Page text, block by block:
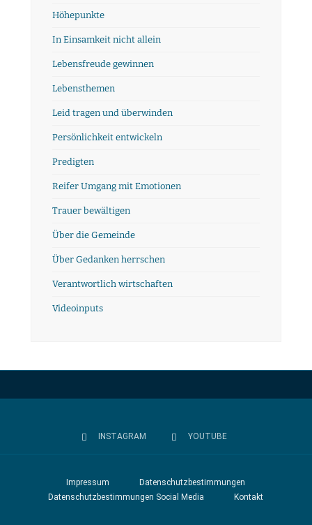
Höhepunkte
In Einsamkeit nicht allein
Lebensfreude gewinnen
Lebensthemen
Leid tragen und überwinden
Persönlichkeit entwickeln
Predigten
Reifer Umgang mit Emotionen
Trauer bewältigen
Über die Gemeinde
Über Gedanken herrschen
Verantwortlich wirtschaften
Videoinputs
INSTAGRAM YOUTUBE
Impressum
Datenschutzbestimmungen
Datenschutzbestimmungen Social Media
Kontakt